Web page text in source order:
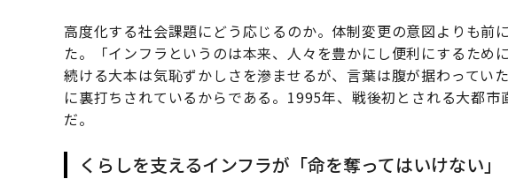
高度化する社会課題にどう応じるのか。体制変更の意図よりも前
た。「インフラというのは本来、人々を豊かにし便利にするため
続ける大本は気恥ずかしさを滲ませるが、言葉は腹が据わってい
に裏打ちされているからである。1995年、戦後初とされる大都
だ。
くらしを支えるインフラが「命を奪ってはいけない」